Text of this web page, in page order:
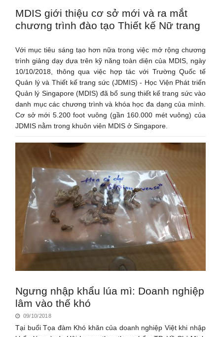
MDIS giới thiệu cơ sở mới và ra mắt
chương trình đào tạo Thiết kế Nữ trang
Với mục tiêu sáng tạo hơn nữa trong việc mở rộng chương
trình giảng dạy dựa trên kỹ năng toàn diện của MDIS, ngày
10/10/2018, thông qua việc hợp tác với Trường Quốc tế
Quản lý và Thiết kế trang sức (JDMIS) - Học Viện Phát triển
Quản lý Singapore (MDIS) đã bổ sung thiết kế trang sức vào
danh mục các chương trình và khóa học đa dạng của mình.
Cơ sở mới 5.200 foot vuông (gần 160.000 mét vuông) của
JDMIS nằm trong khuôn viên MDIS ở Singapore.
Ngưng nhập khẩu lúa mì: Doanh nghiệp
lâm vào thế khó
09/10/2018
Tại buổi Tọa đàm Khó khăn của doanh nghiệp Việt khi nhập